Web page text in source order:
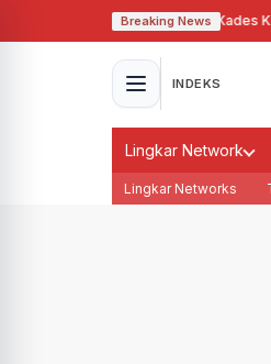
Breaking News
Tanah Bengkok, Kades
INDEKS
Lingkar Network
Lingkar Networks